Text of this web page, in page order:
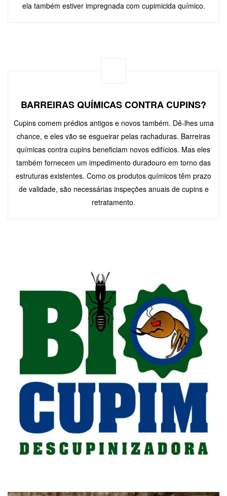
ela também estiver impregnada com cupimicida químico.
BARREIRAS QUÍMICAS CONTRA CUPINS?
Cupins comem prédios antigos e novos também. Dê-lhes uma
chance, e eles vão se esgueirar pelas rachaduras. Barreiras
químicas contra cupins beneficiam novos edifícios. Mas eles
também fornecem um impedimento duradouro em torno das
estruturas existentes. Como os produtos químicos têm prazo
de validade, são necessárias inspeções anuais de cupins e
retratamento.